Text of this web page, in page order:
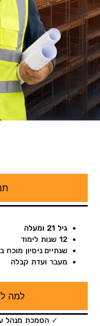
גיל 21 ומעלה
12 שנות לימוד
שנתיים ניסיון מוכח
מעבר ועדת קבלה
למה
✓ הסמכת מנהל